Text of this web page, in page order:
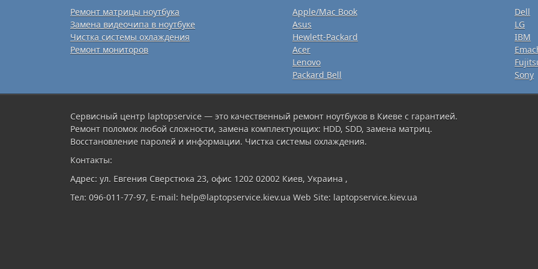
Ремонт матрицы ноутбука
Замена видеочипа в ноутбуке
Чистка системы охлаждения
Ремонт мониторов
Apple/Mac Book
Asus
Hewlett-Packard
Acer
Lenovo
Packard Bell
Dell
LG
IBM
Sony
Сервисный центр laptopservice — это качественный ремонт ноутбуков в Киеве с гарантией.
Ремонт поломок любой сложности, замена комплектующих: HDD, SDD, замена матриц.
Восстановление паролей и информации. Чистка системы охлаждения.
Контакты:
Адрес: ул. Евгения Сверстюка 23, офис 1202 02002 Киев, Украина ,
Тел: 096-011-77-97, E-mail: help@laptopservice.kiev.ua Web Site: laptopservice.kiev.ua